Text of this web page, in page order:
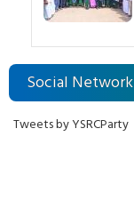
Social Network
Tweets by YSRCParty